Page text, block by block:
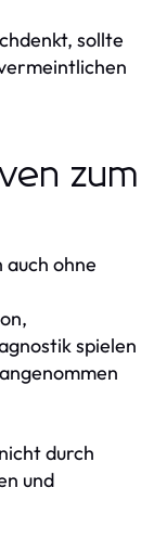
sollte
zum
auch ohne
spielen
durch
und